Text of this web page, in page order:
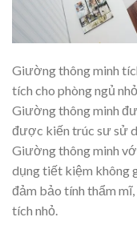
Giường thông minh
tích cho phòng ngủ nhỏ
Giường thông minh
được kiến trúc sư sử
Giường thông minh
dụng tiết kiệm không
đảm bảo tính thẩm
tích nhỏ.